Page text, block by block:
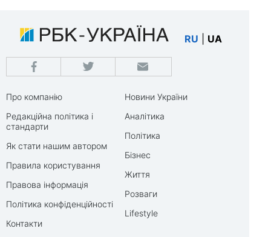
RU UA
Про компанію
Редакційна політика і
стандарти
Як стати нашим автором
Правила користування
Правова інформація
Політика конфіденційності
Контакти
Новини України
Аналітика
Політика
Бізнес
Життя
Розваги
Lifestyle